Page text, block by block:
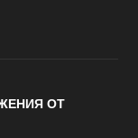
ОТ